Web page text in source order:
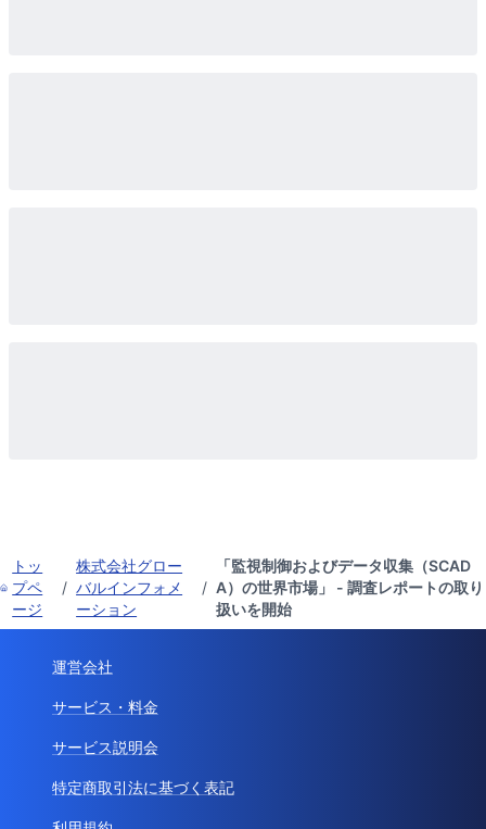
トッ
プペ
ージ
/
株式会社グロー
バルインフォメ
ーション
/
「監視制御およびデータ収集（SCAD
A）の世界市場」 - 調査レポートの取り
扱いを開始
運営会社
サービス・料金
サービス説明会
特定商取引法に基づく表記